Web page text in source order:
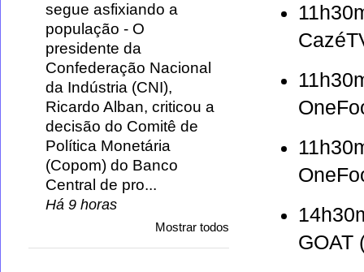
GOAT
segue asfixiando a
população - O
presidente da
Confederação Nacional
da Indústria (CNI),
Ricardo Alban, criticou a
decisão do Comitê de
Política Monetária
(Copom) do Banco
Central de pro...
Há 9 horas
Mostrar todos